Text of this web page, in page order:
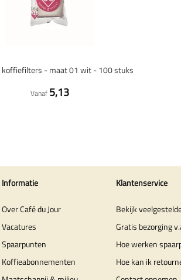
koffiefilters - maat 01 wit - 100 stuks
Vanaf 5,13
Informatie
Over Café du Jour
Vacatures
Spaarpunten
Koffieabonnementen
Klantenservice
Bekijk
Gratis bezorging
Hoe werken
Hoe kan ik